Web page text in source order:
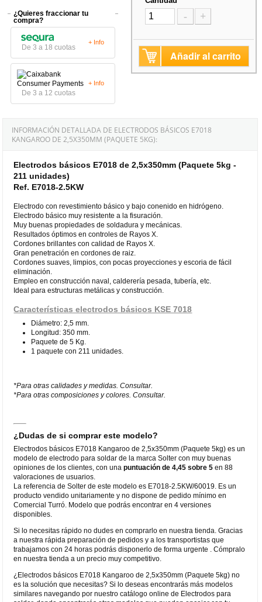
¿Quieres fraccionar tu
compra?
De 3 a 18 cuotas
+ Info
De 3 a 12 cuotas
+ Info
- +
Añadir al carrito
INFORMACIÓN DETALLADA DE ELECTRODOS BÁSICOS E7018
KANGAROO DE 2,5X350MM (PAQUETE 5KG):
Electrodos básicos E7018 de 2,5x350mm (Paquete 5kg -
211 unidades)
Ref. E7018-2.5KW
Electrodo con revestimiento básico y bajo conenido en hidrógeno.
Electrodo básico muy resistente a la fisuración.
Muy buenas propiedades de soldadura y mecánicas.
Resultados óptimos en controles de Rayos X.
Cordones brillantes con calidad de Rayos X.
Gran penetración en cordones de raiz.
Cordones suaves, limpios, con pocas proyecciones y escoria de fácil
eliminación.
Empleo en construcción naval, calderería pesada, tubería, etc.
Ideal para estructuras metálicas y construcción.
Características electrodos básicos KSE 7018
Diámetro: 2,5 mm.
Longitud: 350 mm.
Paquete de 5 Kg.
1 paquete con 211 unidades.
*Para otras calidades y medidas. Consultar.
*Para otras composiciones y colores. Consultar.
¿Dudas de si comprar este modelo?
Electrodos básicos E7018 Kangaroo de 2,5x350mm (Paquete 5kg) es un
modelo de electrodo para soldar de la marca Solter con muy buenas
opiniones de los clientes, con unapuntuación de 4,45 sobre 5 en 88
valoraciones de usuarios.
La referencia de Solter de este modelo es E7018-2.5KW/60019. Es un
producto vendido unitariamente y no dispone de pedido mínimo en
Comercial Turró. Modelo que podrás encontrar en 4 versiones
disponibles.
Si lo necesitas rápido no dudes en comprarlo en nuestra tienda. Gracias
a nuestra rápida preparación de pedidos y a los transportistas que
trabajamos con 24 horas podrás disponerlo de forma urgente . Cómpralo
en nuestra tienda a un precio muy competitivo.
¿Electrodos básicos E7018 Kangaroo de 2,5x350mm (Paquete 5kg) no
es la solución que necesitas? Si lo deseas encontrarás más modelos
similares navegando por nuestro catálogo online de Electrodos para